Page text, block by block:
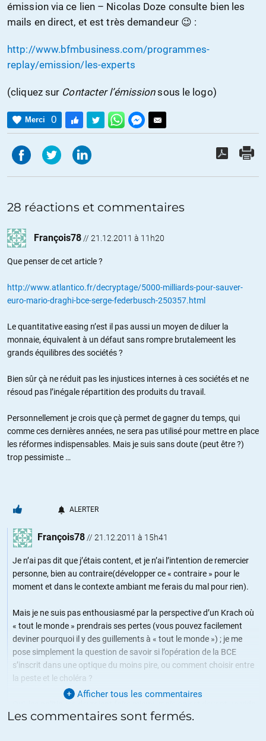
émission via ce lien – Nicolas Doze consulte bien les
mails en direct, et est très demandeur 😉 :
http://www.bfmbusiness.com/programmes-
replay/emission/les-experts
(cliquez sur Contacter l’émissionsous le logo)
Merci 0
28 réactions et commentaires
François78// 21.12.2011 à 11h20
Que penser de cet article ?
http://www.atlantico.fr/decryptage/5000-milliards-pour-sauver-
euro-mario-draghi-bce-serge-federbusch-250357.html
Le quantitative easing n’est il pas aussi un moyen de diluer la
monnaie, équivalent à un défaut sans rompre brutalemeent les
grands équilibres des sociétés ?
Bien sûr çà ne réduit pas les injustices internes à ces sociétés et ne
résoud pas l’inégale répartition des produits du travail.
Personnellement je crois que çà permet de gagner du temps, qui
comme ces dernières années, ne sera pas utilisé pour mettre en place
les réformes indispensables. Mais je suis sans doute (peut être ?)
trop pessimiste …
ALERTER
François78// 21.12.2011 à 15h41
Je n’ai pas dit que j’étais content, et je n’ai l’intention de remercier
personne, bien au contraire(développer ce « contraire » pour le
moment et dans le contexte ambiant me ferais du mal pour rien).
Mais je ne suis pas enthousiasmé par la perspective d’un Krach où
« tout le monde » prendrais ses pertes (vous pouvez facilement
deviner pourquoi il y des guillements à « tout le monde ») ; je me
pose simplement la question de savoir si l’opération de la BCE
s’inscrit dans une optique du moins pire, ou comment choisir entre
la peste et le choléra ?
tragique de réelles compétences et ensuite de volonté qui de mon
Afficher tous les commentaires
Les commentaires sont fermés.